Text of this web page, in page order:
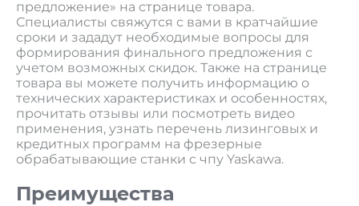
предложение» на странице товара.
Специалисты свяжутся с вами в кратчайшие
сроки и зададут необходимые вопросы для
формирования финального предложения с
учетом возможных скидок. Также на странице
товара вы можете получить информацию о
технических характеристиках и особенностях,
прочитать отзывы или посмотреть видео
применения, узнать перечень лизинговых и
кредитных программ на фрезерные
обрабатывающие станки с чпу Yaskawa.
Преимущества